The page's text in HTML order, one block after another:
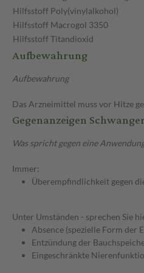
Hilfsstoff Poly(vinylalkohol)
Hilfsstoff Macrogol 3350
HilfsstoffTitandioxid
Aufbewahrung
Aufbewahrung
Das Arzneimittel muss vor Hitze
Gegenanzeigen
Was spricht gegen eine
Immer:
Überempfindlichkeit gegen
Unter Umständen - sprechen Sie
Absence (spezielle Form der
Entzündung der
Eingeschränkte